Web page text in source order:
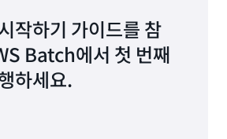
작하기 가이드를 참
Batch에서 첫 번째
하세요.